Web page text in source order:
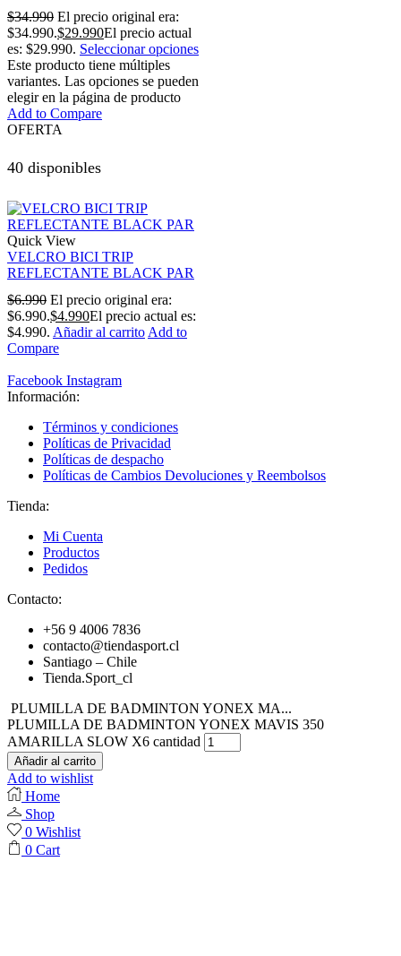
$34.990 El precio original era:
$34.990.$29.990El precio actual
es: $29.990. Seleccionar opciones
Este producto tiene múltiples
variantes. Las opciones se pueden
elegir en la página de producto
Add to Compare
OFERTA
40 disponibles
Quick View
VELCRO BICI TRIP
REFLECTANTE BLACK PAR
$6.990 El precio original era:
$6.990.$4.990El precio actual es:
$4.990. Añadir al carrito Add to
Compare
Facebook Instagram
Información:
Términos y condiciones
Políticas de Privacidad
Políticas de despacho
Políticas de Cambios Devoluciones y Reembolsos
Tienda:
Mi Cuenta
Productos
Pedidos
Contacto:
+56 9 4006 7836
contacto@tiendasport.cl
Santiago – Chile
Tienda.Sport_cl
PLUMILLA DE BADMINTON YONEX MA...
PLUMILLA DE BADMINTON YONEX MAVIS 350
AMARILLA SLOW X6 cantidad
Añadir al carrito
Add to wishlist
Home
Shop
0 Wishlist
0 Cart